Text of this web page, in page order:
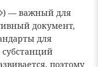
— важный для
документ,
для
поэтому